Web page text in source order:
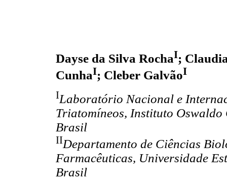
Dayse da Silva RochaI;
CunhaI; Cleber GalvãoI
ILaboratório Nacional e
Triatomíneos, Instituto Oswaldo
Brasil
IIDepartamento de Ciências
Farmacêuticas, Universidade
Brasil